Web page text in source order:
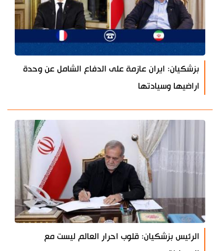
بزشكيان: ايران عازمة على الدفاع الشامل عن وحدة
اراضيها وسيادتها
الرئيس بزشكيان: قلوب احرار العالم ليست مع